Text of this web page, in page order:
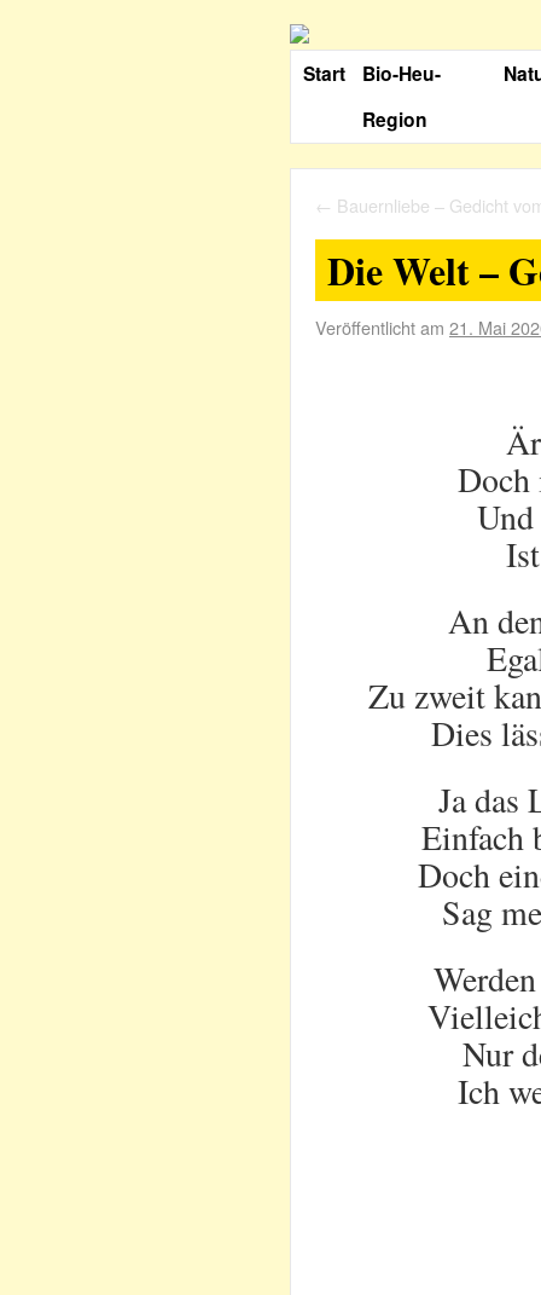
Start
Bio-Heu-
Region
← Bauernliebe – Gedicht
Die Welt –
Veröffentlicht am 21. Mai
Doch
An
Zu zweit
Dies
Ja das
Einfach
Doch
Sag
Nur
Ich